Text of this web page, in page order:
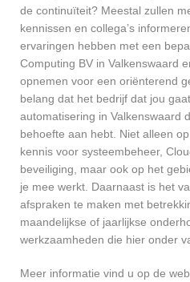
de continuïteit? Meestal zullen
kennissen en collega’s
ervaringen hebben met een
Computing BV in Valkenswaard
opnemen voor een oriënterend
belang dat het bedrijf dat jou
automatisering in Valkenswaard
behoefte aan hebt. Niet alleen
kennis voor systeembeheer,
beveiliging, maar ook op het
je mee werkt. Daarnaast is het
afspraken te maken met
maandelijkse of jaarlijkse
werkzaamheden die hier onder
Meer informatie vind u op de